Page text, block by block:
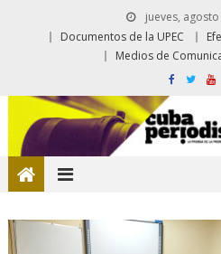
jueves,
Documentos de la UPEC
Medios de